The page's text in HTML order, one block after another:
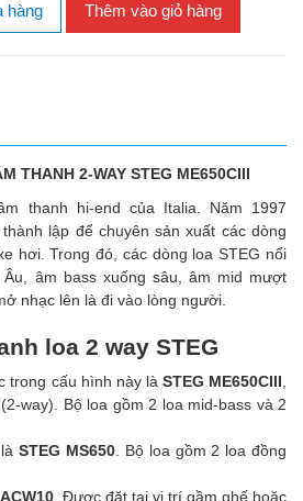
hàng Thêm vào giỏ hàng
THANH 2-WAY STEG ME650CIII
thanh hi-end của Italia. Năm 1997
lập để chuyên sản xuất các dòng
hơi. Trong đó, các dòng loa STEG nổi
âm bass xuống sâu, âm mid mượt
nhạc lên là đi vào lòng người.
loa 2 way STEG
trong cấu hình này là STEG ME650CIII
way). Bộ loa gồm 2 loa mid-bass và 2
làSTEG MS650 . Bộ loa gồm 2 loa đồng
. Được đặt tại vị trí gầm ghế hoặc